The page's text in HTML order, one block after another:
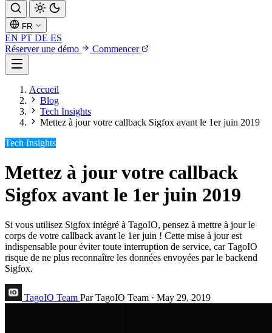
FR
EN PT DE ES
Réserver une démo
Commencer
Accueil
Blog
Tech Insights
Mettez à jour votre callback Sigfox avant le 1er juin 2019
Tech Insights
Mettez à jour votre callback
Sigfox avant le 1er juin 2019
Si vous utilisez Sigfox intégré à TagoIO, pensez à mettre à jour le
corps de votre callback avant le 1er juin ! Cette mise à jour est
indispensable pour éviter toute interruption de service, car TagoIO
risque de ne plus reconnaître les données envoyées par le backend
Sigfox.
TagoIO Team Par TagoIO Team · May 29, 2019